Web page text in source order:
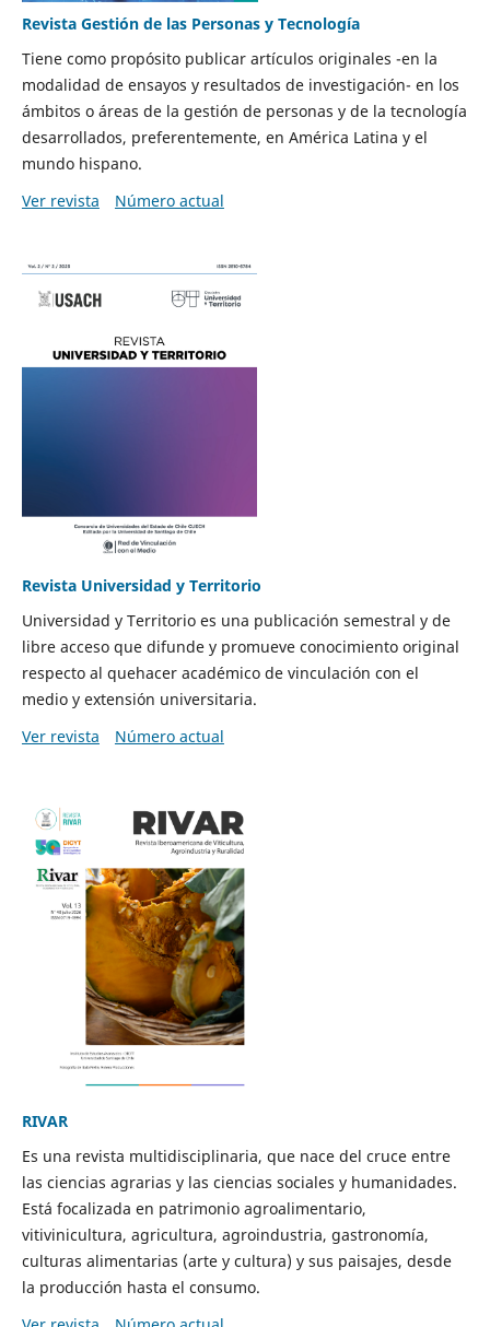
Revista Gestión de las Personas y Tecnología
Tiene como propósito publicar artículos originales -en la
modalidad de ensayos y resultados de investigación- en los
ámbitos o áreas de la gestión de personas y de la tecnología
desarrollados, preferentemente, en América Latina y el
mundo hispano.
Ver revista
Número actual
Revista Universidad y Territorio
Universidad y Territorio es una publicación semestral y de
libre acceso que difunde y promueve conocimiento original
respecto al quehacer académico de vinculación con el
medio y extensión universitaria.
Ver revista
Número actual
RIVAR
Es una revista multidisciplinaria, que nace del cruce entre
las ciencias agrarias y las ciencias sociales y humanidades.
Está focalizada en patrimonio agroalimentario,
vitivinicultura, agricultura, agroindustria, gastronomía,
culturas alimentarias (arte y cultura) y sus paisajes, desde
la producción hasta el consumo.